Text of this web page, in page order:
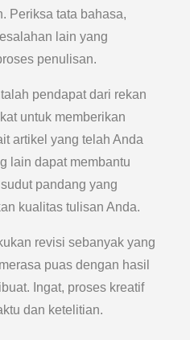
Periksa tata bahasa,
lain yang
penulisan.
pendapat dari rekan
untuk memberikan
artikel yang telah Anda
lain dapat membantu
pandang yang
kualitas tulisan Anda.
revisi sebanyak yang
puas dengan hasil
Ingat, proses kreatif
dan ketelitian.